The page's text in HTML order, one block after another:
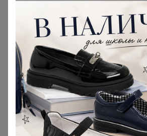
Подарочные сертификаты
Реклама на сайте
Поставщикам
Вакансии
support@24-ok.ru
Написать в поддержку
Защита покупателя